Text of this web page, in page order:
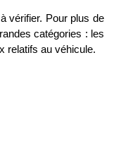
vérifier. Pour plus de
catégories : les
relatifs au véhicule.